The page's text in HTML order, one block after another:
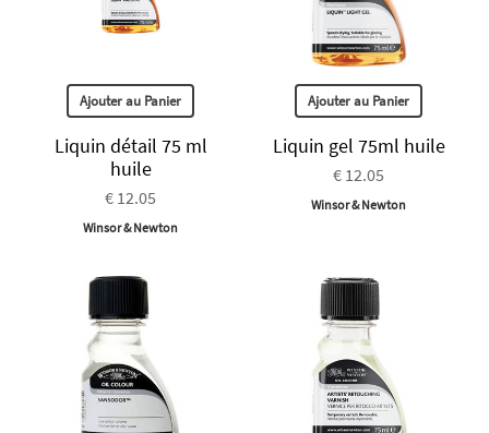
Ajouter au Panier
Liquin détail 75 ml
huile
€ 12.05
Winsor & Newton
Ajouter au Panier
Liquin gel 75ml huile
€ 12.05
Winsor & Newton